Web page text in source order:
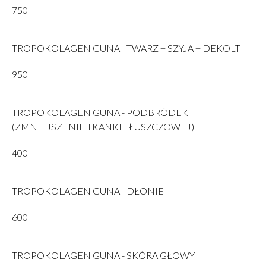
750
TROPOKOLAGEN GUNA - TWARZ + SZYJA + DEKOLT
950
TROPOKOLAGEN GUNA - PODBRÓDEK
(ZMNIEJSZENIE TKANKI TŁUSZCZOWEJ)
400
TROPOKOLAGEN GUNA - DŁONIE
600
TROPOKOLAGEN GUNA - SKÓRA GŁOWY